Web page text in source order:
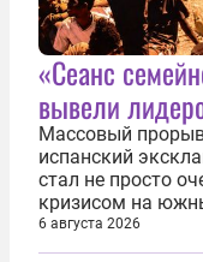
«Сеанс
вывели
Массовый
испанский
стал не просто
кризисом на
6 августа 2026